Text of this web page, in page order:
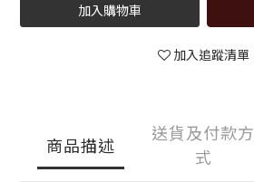
加入購物車
加入追蹤清單
商品描述
送貨及付款方
式